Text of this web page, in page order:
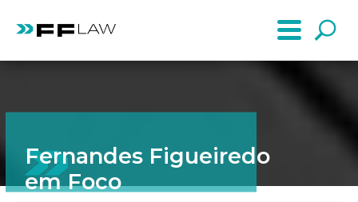
Fernandes Figueiredo
em Foco